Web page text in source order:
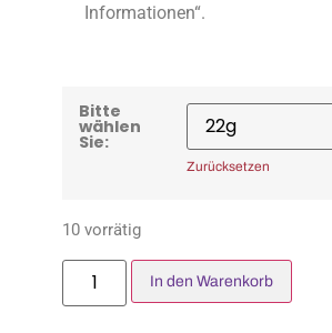
Informationen“.
Bitte
wählen
Sie:
Zurücksetzen
10 vorrätig
In den Warenkorb